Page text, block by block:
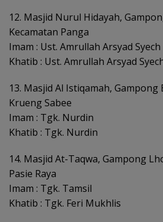
12. Masjid Nurul Hidayah,
Kecamatan Panga
Imam : Ust. Amrullah Arsyad Syech
Khatib : Ust. Amrullah Arsyad
13. Masjid Al Istiqamah, Gampong
Krueng Sabee
Imam : Tgk. Nurdin
Khatib : Tgk. Nurdin
14. Masjid At-Taqwa, Gampong
Pasie Raya
Imam : Tgk. Tamsil
Khatib : Tgk. Feri Mukhlis